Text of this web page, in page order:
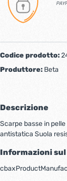
Codice prodotto:
Produttore: Beta
Descrizione
Scarpe basse in
antistatica Suola
Informazioni